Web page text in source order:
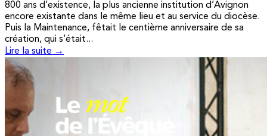
800 ans d’existence, la plus ancienne institution d’Avignon
encore existante dans le même lieu et au service du diocèse.
Puis la Maintenance, fêtait le centième anniversaire de sa
création, qui s’était...
Lire la suite →